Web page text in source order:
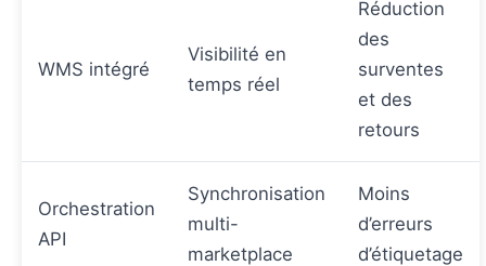
WMS intégré
Visibilité en
temps réel
Réduction
des
surventes
et des
retours
Orchestration
API
Synchronisation
multi-
marketplace
Moins
d’erreurs
d’étiquetage